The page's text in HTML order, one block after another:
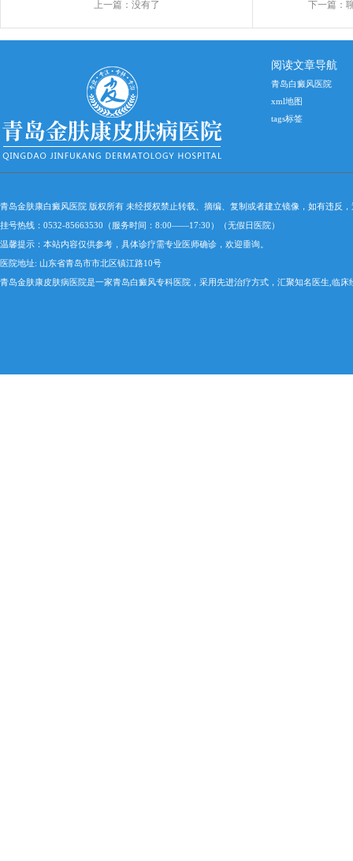
上一篇：没有了 下一篇：
阅读文章导航
青岛白癜风医院
xml地图
tags标签
青岛金肤康白癜风医院 版权所有 未经授权禁止转载、摘编、复制或者建立镜像，如有违反
挂号热线：0532-85663530（服务时间：8:00——17:30）（无假日医院）
温馨提示：本站内容仅供参考，具体诊疗需专业医师确诊，欢迎垂询。
医院地址: 山东省青岛市市北区镇江路10号
青岛金肤康皮肤病医院是一家青岛白癜风专科医院，采用先进治疗方式，汇聚知名医生,临床